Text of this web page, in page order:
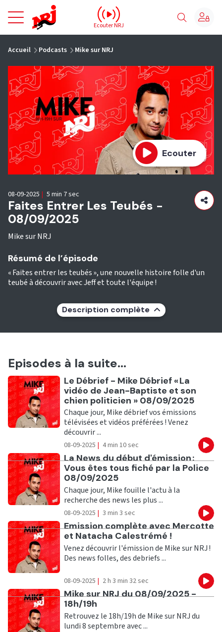
NRJ - Accueil
Ecouter NRJ
Accueil Podcasts Mike sur NRJ
Ecouter
Faites Entrer Les Teubés -
08/09/2025
Mike sur NRJ
08-09-2025 | 5 min 7 sec
Résumé de l’épisode
« Faites entrer les teubés », une nouvelle histoire folle d'un
teubé à découvrir avec Jeff et toute l'équipe !
Description complète
Episodes à la suite...
Ecouter
Le Débrief - Mike Débrief « La
vidéo de Jean-Baptiste et son
chien politicien » 08/09/2025
Chaque jour, Mike débrief vos émissions
télévisées et vidéos préférées ! Venez
découvrir ...
08-09-2025 | 4 min 10 sec
Ecouter
La News du début d'émission :
Vous êtes tous fiché par la Police
08/09/2025
Chaque jour, Mike fouille l'actu à la
recherche des news les plus ...
08-09-2025 | 3 min 3 sec
Ecouter
Emission complète avec Mercotte
et Natacha Calestrémé !
Venez découvrir l'émission de Mike sur NRJ !
Des news folles, des debriefs ...
08-09-2025 | 2 h 3 min 32 sec
Ecouter
Mike sur NRJ du 08/09/2025 -
18h/19h
Retrouvez le 18h/19h de Mike sur NRJ du
lundi 8 septembre avec ...